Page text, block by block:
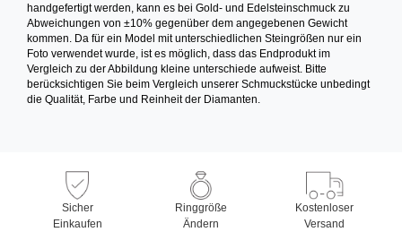
handgefertigt werden, kann es bei Gold- und Edelsteinschmuck zu
Abweichungen von ±10% gegenüber dem angegebenen Gewicht
kommen. Da für ein Model mit unterschiedlichen Steingrößen nur ein
Foto verwendet wurde, ist es möglich, dass das Endprodukt im
Vergleich zu der Abbildung kleine unterschiede aufweist. Bitte
berücksichtigen Sie beim Vergleich unserer Schmuckstücke unbedingt
die Qualität, Farbe und Reinheit der Diamanten.
Sicher
Einkaufen
Ringgröße
Ändern
Kostenloser
Versand